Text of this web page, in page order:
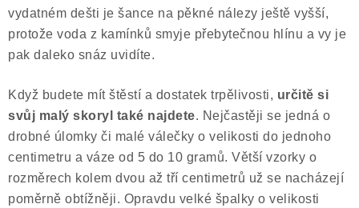
vydatném dešti je šance na pěkné nálezy ještě vyšší,
protože voda z kamínků smyje přebytečnou hlínu a vy je
pak daleko snáz uvidíte.
Když budete mít štěstí a dostatek trpělivosti, určitě si
svůj malý skoryl také najdete. Nejčastěji se jedná o
drobné úlomky či malé válečky o velikosti do jednoho
centimetru a váze od 5 do 10 gramů. Větší vzorky o
rozměrech kolem dvou až tří centimetrů už se nacházejí
poměrně obtížněji. Opravdu velké špalky o velikosti